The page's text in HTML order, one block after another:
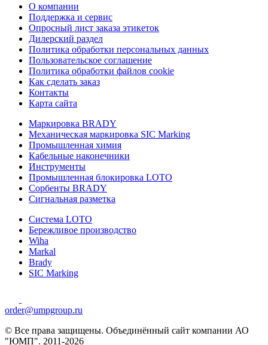
О компании
Поддержка и сервис
Опросный лист заказа этикеток
Дилерский раздел
Политика обработки персональных данных
Пользовательское соглашение
Политика обработки файлов cookie
Как сделать заказ
Контакты
Карта сайта
Маркировка BRADY
Механическая маркировка SIC Marking
Промышленная химия
Кабельные наконечники
Инструменты
Промышленная блокировка LOTO
Сорбенты BRADY
Сигнальная разметка
Система LOTO
Бережливое производство
Wiha
Markal
Brady
SIC Marking
order@umpgroup.ru
© Все права защищены. Объединённый сайт компании АО
"ЮМП". 2011-2026